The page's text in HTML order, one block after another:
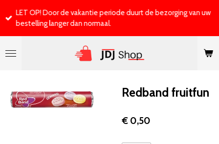
direct
hoofdinhoud
LET OP! Door de vakantie periode duurt de bezorging van uw
bestelling langer dan normaal.
Redband fruitfun
€ 0,50